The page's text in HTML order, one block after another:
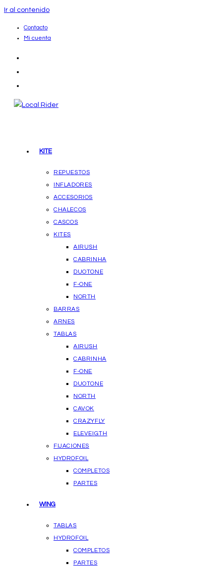
Ir al contenido
Contacto
Mi cuenta
KITE
REPUESTOS
INFLADORES
ACCESORIOS
CHALECOS
CASCOS
KITES
AIRUSH
CABRINHA
DUOTONE
F-ONE
NORTH
BARRAS
ARNES
TABLAS
AIRUSH
CABRINHA
F-ONE
DUOTONE
NORTH
CAVOK
CRAZYFLY
ELEVEIGTH
FIJACIONES
HYDROFOIL
COMPLETOS
PARTES
WING
TABLAS
HYDROFOIL
COMPLETOS
PARTES